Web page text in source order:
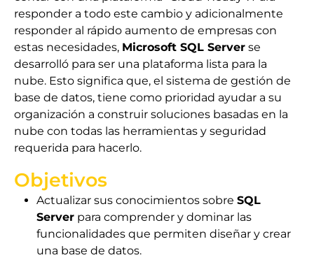
responder a todo este cambio y adicionalmente
responder al rápido aumento de empresas con
estas necesidades, Microsoft SQL Server se
desarrolló para ser una plataforma lista para la
nube. Esto significa que, el sistema de gestión de
base de datos, tiene como prioridad ayudar a su
organización a construir soluciones basadas en la
nube con todas las herramientas y seguridad
requerida para hacerlo.
Objetivos
Actualizar sus conocimientos sobre SQL
Server para comprender y dominar las
funcionalidades que permiten diseñar y crear
una base de datos.